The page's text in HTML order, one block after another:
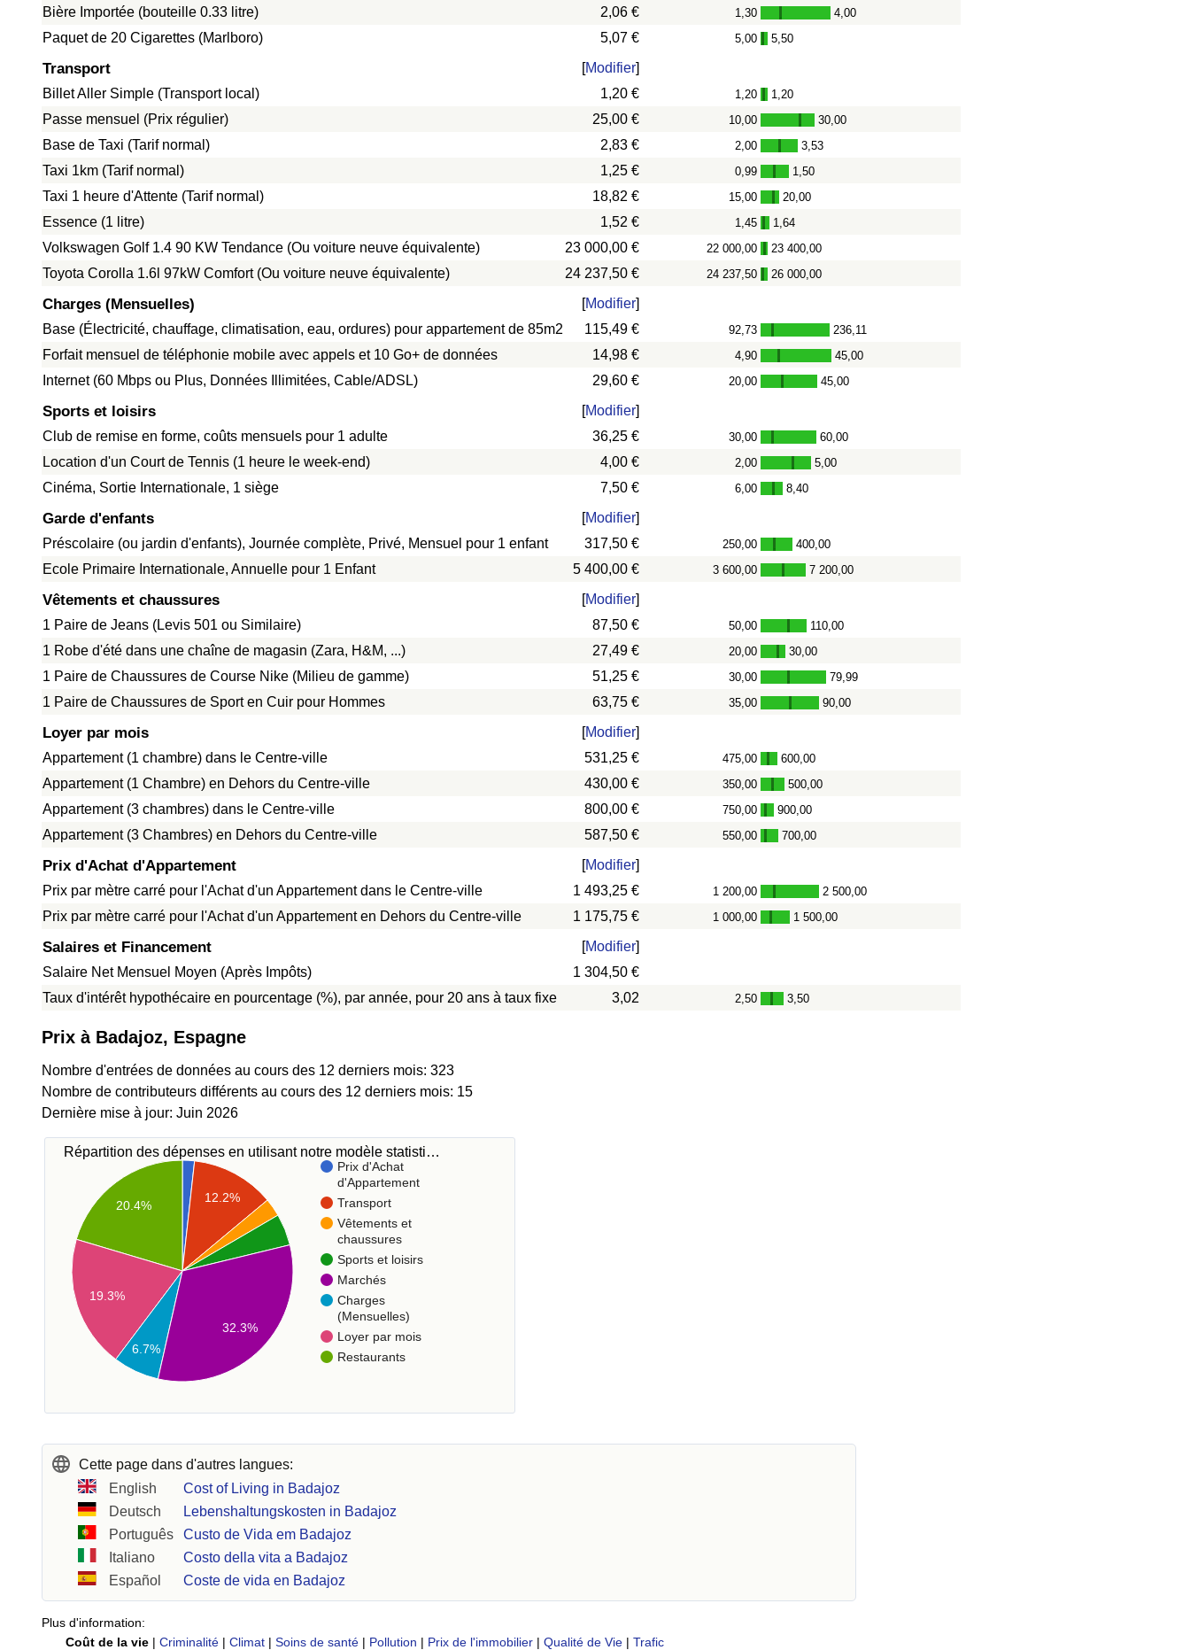
Bière Importée (bouteille 0.33 litre) 2,06 € 1,30 - 4,00
Paquet de 20 Cigarettes (Marlboro) 5,07 € 5,00 - 5,50
Transport [Modifier]
Billet Aller Simple (Transport local)
1,20 € 1,20 - 1,20
Passe mensuel (Prix régulier) 25,00 € 10,00 - 30,00
Base de Taxi (Tarif normal) 2,83 € 2,00 - 3,53
Taxi 1km (Tarif normal) 1,25 € 0,99 - 1,50
Taxi 1 heure d'Attente (Tarif normal) 18,82 € 15,00 - 20,00
Essence (1 litre) 1,52 € 1,45 - 1,64
Volkswagen Golf 1.4 90 KW Tendance (Ou voiture neuve équivalente) 23 000,00 € 22 000,00 - 23 400,00
Toyota Corolla 1.6l 97kW Comfort (Ou voiture neuve équivalente) 24 237,50 € 24 237,50 - 26 000,00
Charges (Mensuelles) [Modifier]
Base (Électricité, chauffage, climatisation, eau, ordures) pour appartement de 85m2
115,49 € 92,73 - 236,11
Forfait mensuel de téléphonie mobile avec appels et 10 Go+ de données 14,98 € 4,90 - 45,00
Internet (60 Mbps ou Plus, Données Illimitées, Cable/ADSL) 29,60 € 20,00 - 45,00
Sports et loisirs [Modifier]
Club de remise en forme, coûts mensuels pour 1 adulte
36,25 € 30,00 - 60,00
Location d'un Court de Tennis (1 heure le week-end) 4,00 € 2,00 - 5,00
Cinéma, Sortie Internationale, 1 siège 7,50 € 6,00 - 8,40
Garde d'enfants [Modifier]
Préscolaire (ou jardin d'enfants), Journée complète, Privé, Mensuel pour 1 enfant
317,50 € 250,00 - 400,00
Ecole Primaire Internationale, Annuelle pour 1 Enfant 5 400,00 € 3 600,00 - 7 200,00
Vêtements et chaussures [Modifier]
1 Paire de Jeans (Levis 501 ou Similaire)
87,50 € 50,00 - 110,00
1 Robe d'été dans une chaîne de magasin (Zara, H&M, ...) 27,49 € 20,00 - 30,00
1 Paire de Chaussures de Course Nike (Milieu de gamme) 51,25 € 30,00 - 79,99
1 Paire de Chaussures de Sport en Cuir pour Hommes 63,75 € 35,00 - 90,00
Loyer par mois [Modifier]
Appartement (1 chambre) dans le Centre-ville
531,25 € 475,00 - 600,00
Appartement (1 Chambre) en Dehors du Centre-ville 430,00 € 350,00 - 500,00
Appartement (3 chambres) dans le Centre-ville 800,00 € 750,00 - 900,00
Appartement (3 Chambres) en Dehors du Centre-ville 587,50 € 550,00 - 700,00
Prix d'Achat d'Appartement [Modifier]
Prix par mètre carré pour l'Achat d'un Appartement dans le Centre-ville
1 493,25 € 1 200,00 - 2 500,00
Prix par mètre carré pour l'Achat d'un Appartement en Dehors du Centre-ville 1 175,75 € 1 000,00 - 1 500,00
Salaires et Financement [Modifier]
Salaire Net Mensuel Moyen (Après Impôts)
1 304,50 €
Taux d'intérêt hypothécaire en pourcentage (%), par année, pour 20 ans à taux fixe
3,02 2,50 - 3,50
Prix à Badajoz, Espagne
Nombre d'entrées de données au cours des 12 derniers mois: 323
Nombre de contributeurs différents au cours des 12 derniers mois: 15
Dernière mise à jour: Juin 2026
Répartition des dépenses en utilisant notre modèle statisti…
Prix d'Achat
d'Appartement
Transport
Vêtements et
chaussures
Sports et loisirs
Marchés
Charges
(Mensuelles)
Loyer par mois
Restaurants
12.2%
20.4%
19.3%
6.7%
32.3%
Cette page dans d'autres langues:
English
Cost of Living in Badajoz
Deutsch
Lebenshaltungskosten in Badajoz
Português
Custo de Vida em Badajoz
Italiano
Costo della vita a Badajoz
Español
Coste de vida en Badajoz
Plus d'information:
Coût de la vie | Criminalité | Climat | Soins de santé | Pollution | Prix de l'immobilier | Qualité de Vie | Trafic